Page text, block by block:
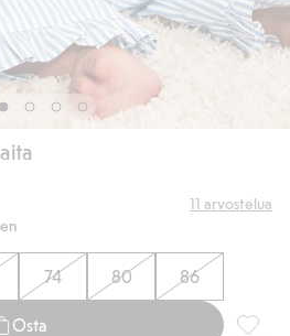
luokitus:
11 arvostelua
74 80 86
Osta